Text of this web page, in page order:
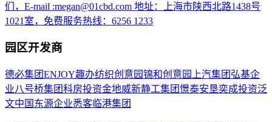
们，E-mail :megan@01cbd.com 地址：上海市陕西北路1438号
1021室，免费服务热线：6256 1233
园区开发商
德必集团ENJOY趣办纺织创意园锦和创意园 上汽集团 弘基企
业八号桥集团科房投资金地威新静工集团憬泰安垦奕成投资泛
文中国 东源企业悉客 临港集团